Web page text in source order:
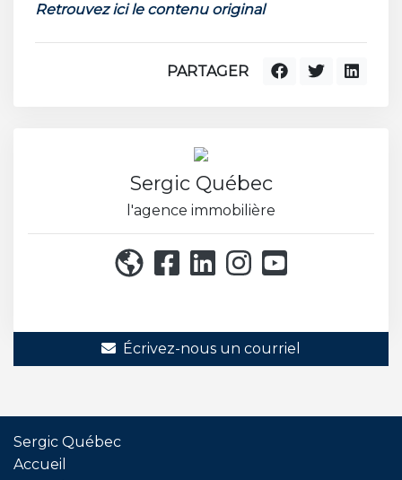
Retrouvez ici le contenu original
PARTAGER
Sergic Québec
l'agence immobilière
Écrivez-nous un courriel
Sergic Québec
Accueil